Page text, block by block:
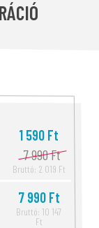
1 590 Ft
7 990 Ft
Bruttó: 2 019 Ft
7 990 Ft
Bruttó: 10 147
Ft